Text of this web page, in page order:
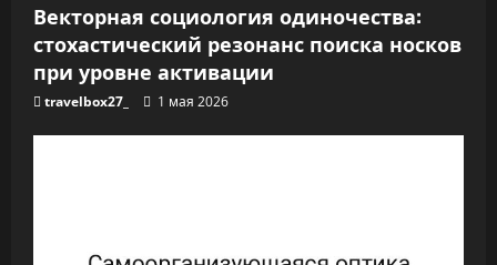
Векторная социология одиночества:
стохастический резонанс поиска носков
при уровне активации
travelbox27_ 1 мая 2026